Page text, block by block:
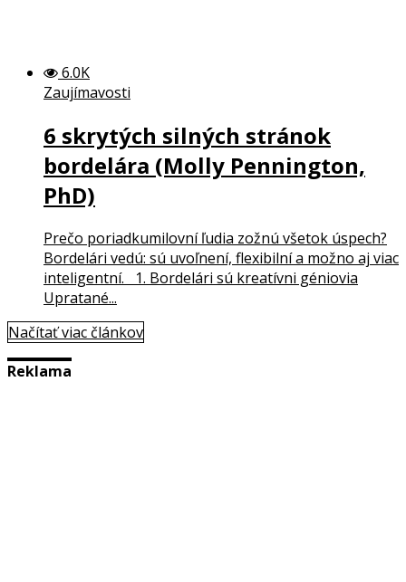
6.0K
Zaujímavosti
6 skrytých silných stránok
bordelára (Molly Pennington,
PhD)
Prečo poriadkumilovní ľudia zožnú všetok úspech?
Bordelári vedú: sú uvoľnení, flexibilní a možno aj viac
inteligentní. 1. Bordelári sú kreatívni géniovia
Upratané...
Načítať viac článkov
Reklama